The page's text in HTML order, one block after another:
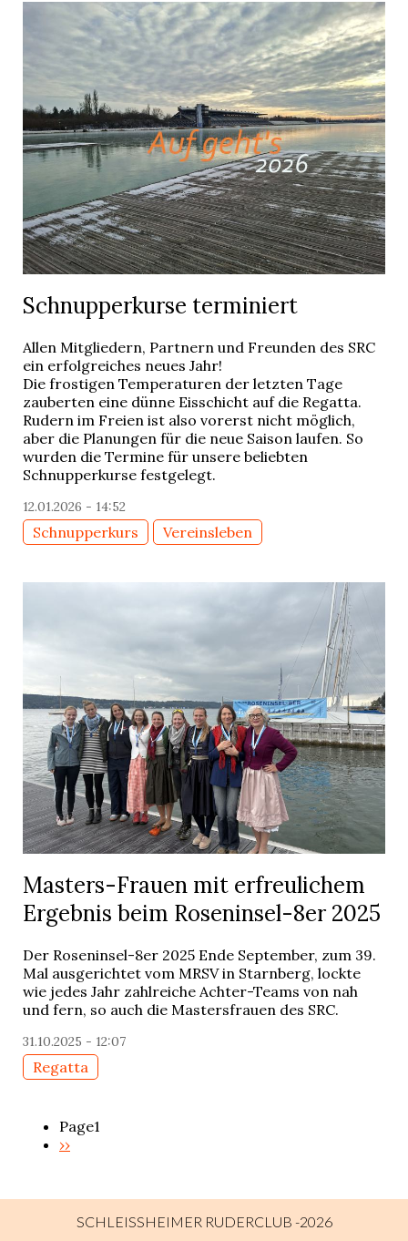
Schnupperkurse terminiert
Allen Mitgliedern, Partnern und Freunden des SRC
ein erfolgreiches neues Jahr!
Die frostigen Temperaturen der letzten Tage
zauberten eine dünne Eisschicht auf die Regatta.
Rudern im Freien ist also vorerst nicht möglich,
aber die Planungen für die neue Saison laufen. So
wurden die Termine für unsere beliebten
Schnupperkurse festgelegt.
12.01.2026 - 14:52
Schnupperkurs Vereinsleben
Masters-Frauen mit erfreulichem
Ergebnis beim Roseninsel-8er 2025
Der Roseninsel-8er 2025 Ende September, zum 39.
Mal ausgerichtet vom MRSV in Starnberg, lockte
wie jedes Jahr zahlreiche Achter-Teams von nah
und fern, so auch die Mastersfrauen des SRC.
31.10.2025 - 12:07
Regatta
Pagination
Page1
Next
››
SCHLEISSHEIMER RUDERCLUB -2026